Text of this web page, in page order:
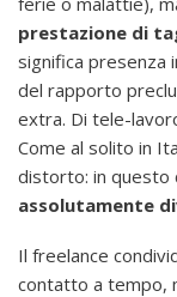
prestazione di
significa presenza
del rapporto
extra. Di tele-
Come al solito in
distorto: in questo
assolutamente
Il freelance
contatto a tempo,